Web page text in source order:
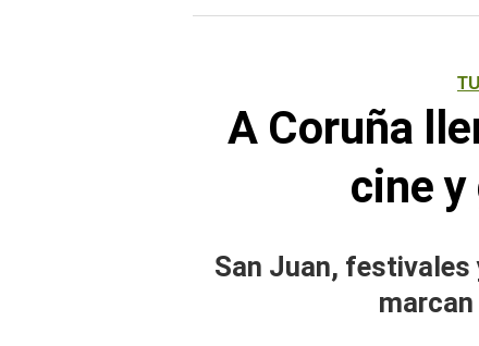
A Coruña
cine
San Juan, festivales